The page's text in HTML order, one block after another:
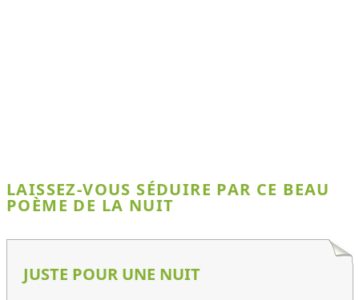
LAISSEZ-VOUS SÉDUIRE PAR CE BEAU
POÈME DE LA NUIT
JUSTE POUR UNE NUIT